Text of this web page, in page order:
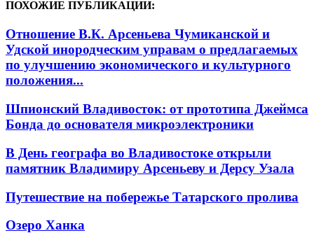
ПОХОЖИЕ ПУБЛИКАЦИИ:
Отношение В.К. Арсеньева Чумиканской и
Удской инородческим управам о предлагаемых
по улучшению экономического и культурного
положения...
Шпионский Владивосток: от прототипа Джеймса
Бонда до основателя микроэлектроники
В День географа во Владивостоке открыли
памятник Владимиру Арсеньеву и Дерсу Узала
Путешествие на побережье Татарского пролива
Озеро Ханка